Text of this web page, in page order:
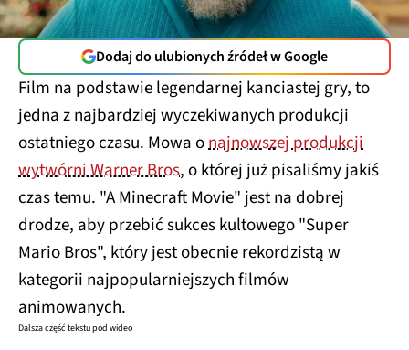
Dodaj do ulubionych źródeł w Google
Film na podstawie legendarnej kanciastej gry, to
jedna z najbardziej wyczekiwanych produkcji
ostatniego czasu. Mowa onajnowszej produkcji
wytwórni Warner Bros, o której już pisaliśmy jakiś
czas temu. "A Minecraft Movie" jest na dobrej
drodze, aby przebić sukces kultowego "Super
Mario Bros", który jest obecnie rekordzistą w
kategorii najpopularniejszych filmów
animowanych.
Dalsza część tekstu pod wideo